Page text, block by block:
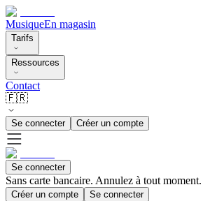
MusiqueEn magasin
Tarifs
Ressources
Contact
🇫🇷
Se connecter Créer un compte
Se connecter
Sans carte bancaire. Annulez à tout moment.
Créer un compte Se connecter